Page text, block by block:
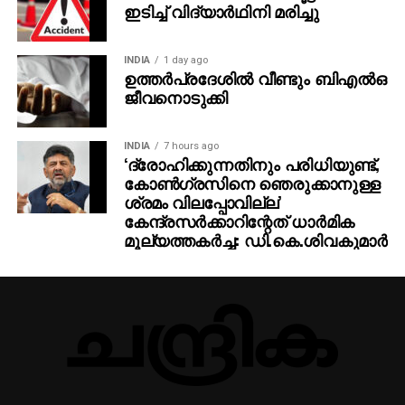
നിലവിലെ അന്വേഷണത്തിന്റെ കേന്ദ്രീകരണം.
കസ്റ്റംസിനൊപ്പം ഇഡിയും കേസില്‍ അന്വേഷണം
തുടരുകയാണ്.
ഇടിച്ച് വിദ്യാര്‍ഥിനി മരിച്ചു
INDIA 1 day ago
ഉത്തര്‍പ്രദേശില്‍ വീണ്ടും ബിഎല്‍ഒ
ജീവനൊടുക്കി
INDIA 7 hours ago
‘ദ്രോഹിക്കുന്നതിനും പരിധിയുണ്ട്,
കോണ്‍ഗ്രസിനെ ഞെരുക്കാനുള്ള
ശ്രമം വിലപ്പോവില്ല’
കേന്ദ്രസര്‍ക്കാറിന്റേത് ധാര്‍മിക
മൂല്യത്തകര്‍ച്ച: ഡി.കെ.ശിവകുമാര്‍